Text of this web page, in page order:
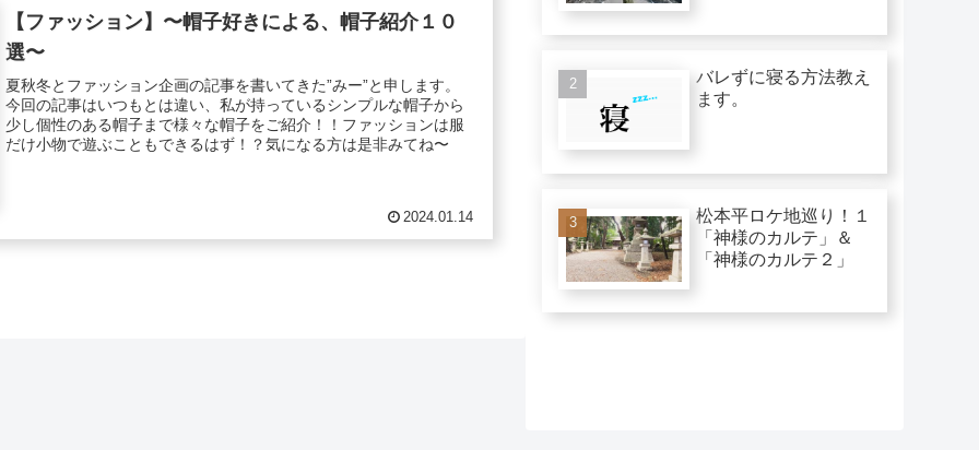
【ファッション】〜帽子好きによる、帽子紹介１０
選〜
夏秋冬とファッション企画の記事を書いてきた”みー”と申します。
今回の記事はいつもとは違い、私が持っているシンプルな帽子から
少し個性のある帽子まで様々な帽子をご紹介！！ファッションは服
だけ小物で遊ぶこともできるはず！？気になる方は是非みてね〜
2024.01.14
バレずに寝る方法教え
ます。
松本平ロケ地巡り！１
「神様のカルテ」＆
「神様のカルテ２」